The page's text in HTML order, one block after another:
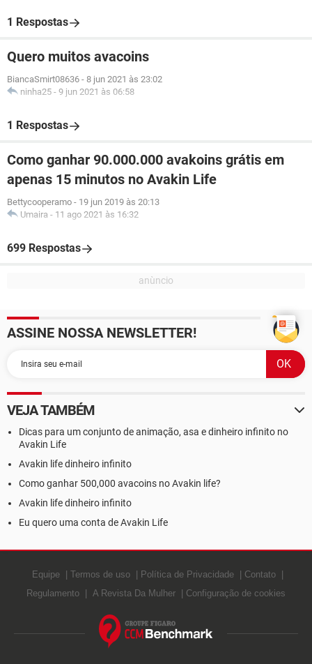
1 Respostas
Quero muitos avacoins
BiancaSmirt08636 - 8 jun 2021 às 23:02
ninha25 - 9 jun 2021 às 06:58
1 Respostas
Como ganhar 90.000.000 avakoins grátis em
apenas 15 minutos no Avakin Life
Bettycooperamo - 19 jun 2019 às 20:13
Umaira - 11 ago 2021 às 16:32
699 Respostas
ASSINE NOSSA NEWSLETTER!
VEJA TAMBÉM
Dicas para um conjunto de animação, asa e dinheiro infinito no
Avakin Life
Avakin life dinheiro infinito
Como ganhar 500,000 avacoins no Avakin life?
Avakin life dinheiro infinito
Eu quero uma conta de Avakin Life
Equipe Termos de uso Política de Privacidade
Contato
Regulamento
A Revista Da Mulher Configuração de cookies